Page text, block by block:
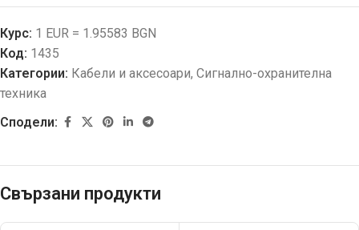
Курс: 1 EUR = 1.95583 BGN
Код: 1435
Категории: Кабели и аксесоари, Сигнално-охранителна
техника
Сподели:
Свързани продукти